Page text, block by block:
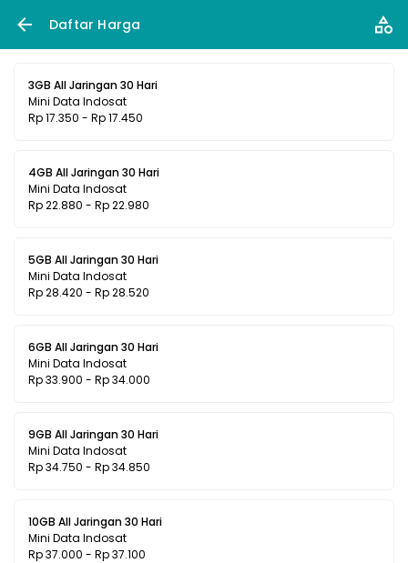
Daftar Harga
3GB All Jaringan 30 Hari
Mini Data Indosat
Rp 17.350 - Rp 17.450
4GB All Jaringan 30 Hari
Mini Data Indosat
Rp 22.880 - Rp 22.980
5GB All Jaringan 30 Hari
Mini Data Indosat
Rp 28.420 - Rp 28.520
6GB All Jaringan 30 Hari
Mini Data Indosat
Rp 33.900 - Rp 34.000
9GB All Jaringan 30 Hari
Mini Data Indosat
Rp 34.750 - Rp 34.850
10GB All Jaringan 30 Hari
Mini Data Indosat
Rp 37.000 - Rp 37.100